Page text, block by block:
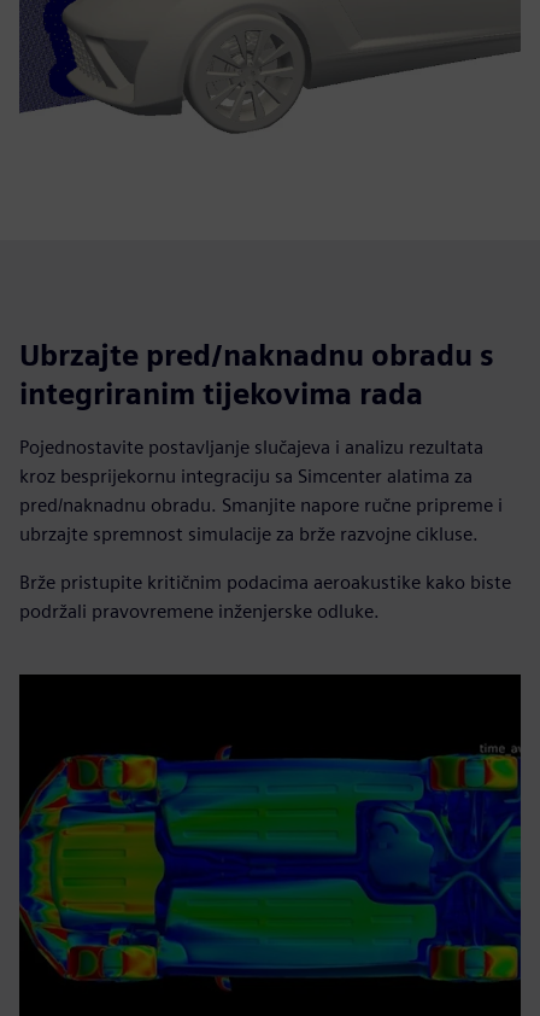
Ubrzajte pred/naknadnu obradu s
integriranim tijekovima rada
Pojednostavite postavljanje slučajeva i analizu rezultata
kroz besprijekornu integraciju sa Simcenter alatima za
pred/naknadnu obradu. Smanjite napore ručne pripreme i
ubrzajte spremnost simulacije za brže razvojne cikluse.
Brže pristupite kritičnim podacima aeroakustike kako biste
podržali pravovremene inženjerske odluke.